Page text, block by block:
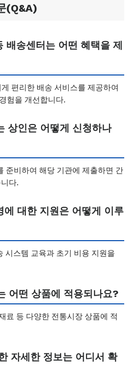
(Q&A)
배송센터는 어떤 혜택을 제
편리한 배송 서비스를 제공하여
험을 개선합니다.
상인은 어떻게 신청하나
준비하여 해당 기관에 제출하면 간
다.
에 대한 지원은 어떻게 이루
시스템 교육과 초기 비용 지원을
어떤 상품에 적용되나요?
료 등 다양한 전통시장 상품에 적
자세한 정보는 어디서 확